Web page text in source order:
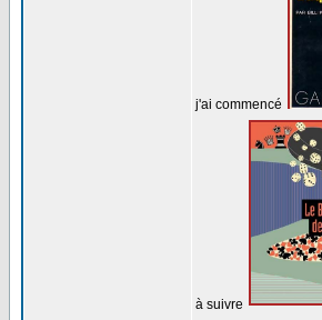
j'ai commencé
à suivre